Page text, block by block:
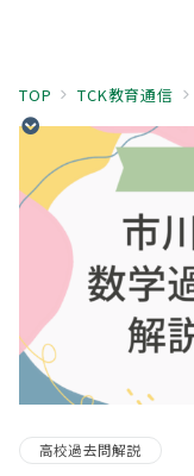
TOP TCK教育通信
高校過去問解説